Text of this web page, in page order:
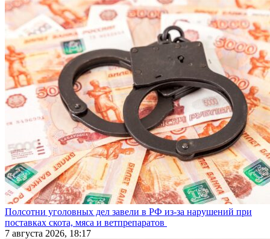
Полсотни уголовных дел завели в РФ из-за нарушений при
поставках скота, мяса и ветпрепаратов
7 августа 2026, 18:17